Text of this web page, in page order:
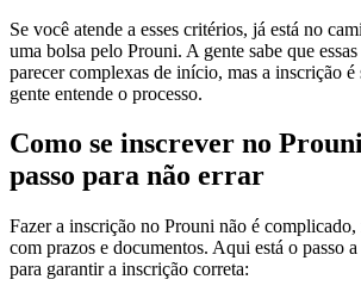
Se você atende a esses critérios, já está no
uma bolsa pelo Prouni. A gente sabe que
parecer complexas de início, mas a inscrição é
gente entende o processo.
Como se inscrever no
passo para não errar
Fazer a inscrição no Prouni não é complicado,
com prazos e documentos. Aqui está o passo
para garantir a inscrição correta: